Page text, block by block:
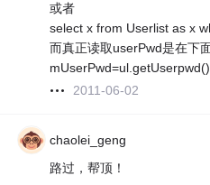
或者
select x from Userlist as x
而真正读取userPwd是在下
2011-06-02
chaolei_geng
路过，帮顶！